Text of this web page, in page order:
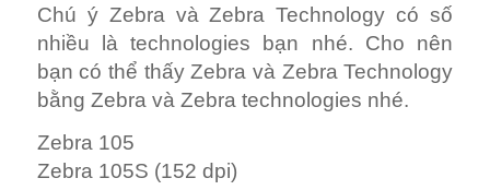
Chú ý Zebra và Zebra Technology có số
nhiều là technologies bạn nhé. Cho nên
bạn có thể thấy Zebra và Zebra Technology
bằng Zebra và Zebra technologies nhé.
Zebra 105
Zebra 105S (152 dpi)